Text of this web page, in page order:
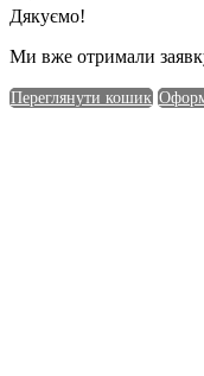
Дякуємо!
Ми вже отримали
Переглянути кошик